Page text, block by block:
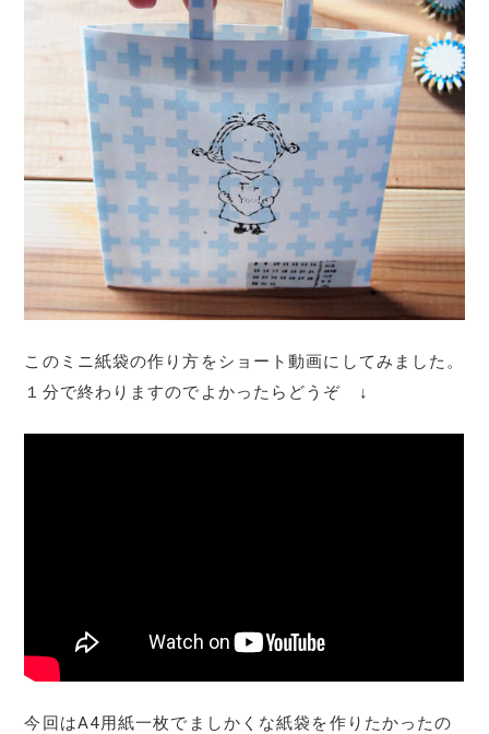
このミニ紙袋の作り方をショート動画にしてみました。
１分で終わりますのでよかったらどうぞ ↓
今回はA4用紙一枚でましかくな紙袋を作りたかったの